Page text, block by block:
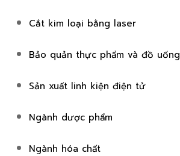
Cắt kim loại bằng laser
Bảo quản thực phẩm và đồ uống
Sản xuất linh kiện điện tử
Ngành dược phẩm
Ngành hóa chất